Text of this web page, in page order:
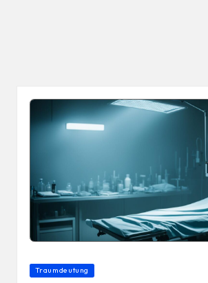
Posted
Traumdeutung